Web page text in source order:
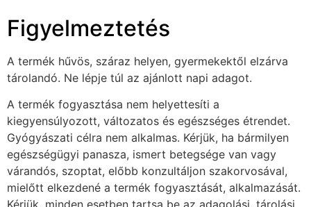
Figyelmeztetés
A termék hűvös, száraz helyen, gyermekektől elzárva
tárolandó. Ne lépje túl az ajánlott napi adagot.
A termék fogyasztása nem helyettesíti a
kiegyensúlyozott, változatos és egészséges étrendet.
Gyógyászati célra nem alkalmas. Kérjük, ha bármilyen
egészségügyi panasza, ismert betegsége van vagy
várandós, szoptat, előbb konzultáljon szakorvosával,
mielőtt elkezdené a termék fogyasztását, alkalmazását.